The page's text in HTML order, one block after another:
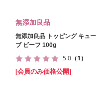
無添加良品
無添加良品 トッピング キュー
ブ ビーフ 100g
5.0 （1）
[会員のみ価格公開]